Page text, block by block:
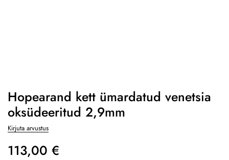
Hopearand kett ümardatud venetsia
oksüdeeritud 2,9mm
Kirjuta arvustus
113,00 €